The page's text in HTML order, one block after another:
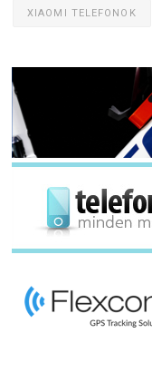
XIAOMI TELEFONOK